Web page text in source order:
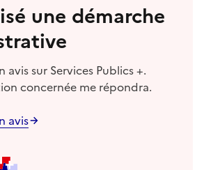
une démarche
avis sur Services Publics +.
concernée me répondra.
avis